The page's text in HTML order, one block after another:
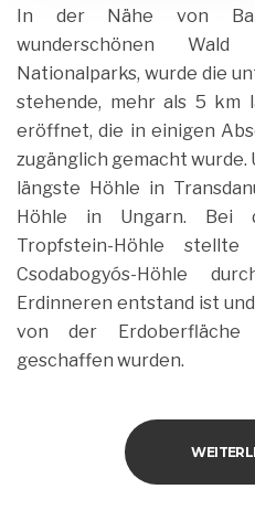
In der Nähe von
wunderschönen Wald
Nationalparks, wurde die
stehende, mehr als 5 km
eröffnet, die in einigen
zugänglich gemacht wurde.
längste Höhle in
Höhle in Ungarn. Bei
Tropfstein-Höhle
Csodabogyós-Höhle
Erdinneren entstand ist
von der Erdoberfläche
geschaffen wurden.